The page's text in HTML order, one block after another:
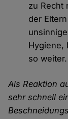
zu Recht
der
Hygiene,
so weiter.
Als Reaktion
sehr schnell